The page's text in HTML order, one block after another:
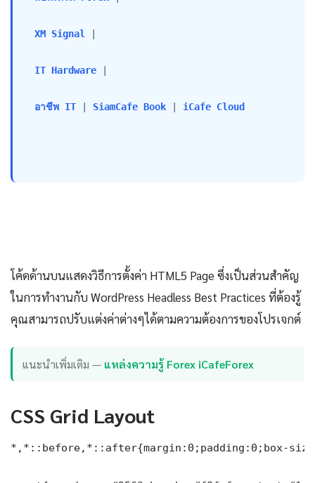
XM Signal
IT Hardware
อาชีพ IT SiamCafe Book iCafe Cloud
โค้ดด้านบนแสดงวิธีการตั้งค่า HTML5 Page ซึ่งเป็นส่วนสำคัญ
ในการทำงานกับ WordPress Headless Best Practices ที่ต้องรู้
คุณสามารถปรับแต่งค่าต่างๆได้ตามความต้องการของโปรเจกต์
แนะนำเพิ่มเติม — แหล่งความรู้ Forex iCafeForex
CSS Grid Layout
*,*::before,*::after{margin:0;padding:0;box-